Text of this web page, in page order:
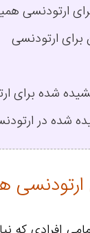
ارتودنسی
ارتودنسی
شده برای
شده در